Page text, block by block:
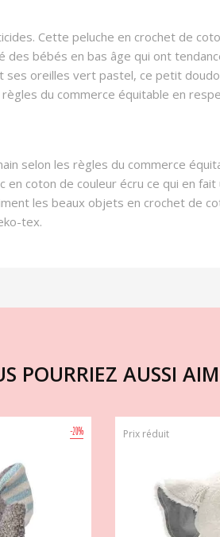
Cette peluche en crochet de
bébés en bas âge qui ont
oreilles vert pastel, ce petit
du commerce équitable en
selon les règles du commerce
en coton de couleur écru ce qui en
les beaux objets en crochet de
tex.
POURRIEZ AUSSI
-20% Prix réduit